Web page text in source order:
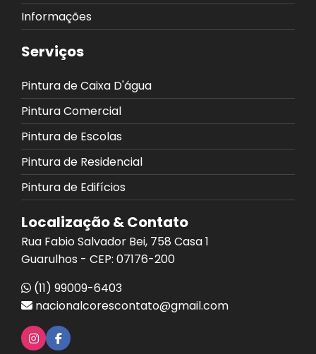
Informações
Serviços
Pintura de Caixa D'água
Pintura Comercial
Pintura de Escolas
Pintura de Residencial
Pintura de Edifícios
Localização & Contato
Rua Fabio Salvador Bei, 758 Casa 1
Guarulhos - CEP: 07176-200
(11) 99009-6403
nacionalcorescontato@gmail.com